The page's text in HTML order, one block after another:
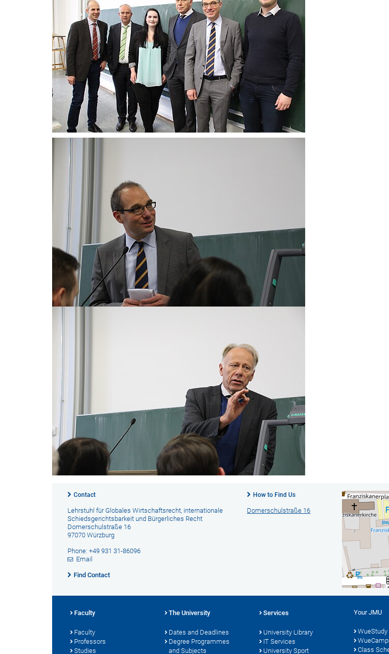
Contact
Lehrstuhl für Globales Wirtschaftsrecht, internationale
Schiedsgerichtsbarkeit und Bürgerliches Recht
Domerschulstraße 16
97070 Würzburg
Phone: +49 931 31-86096
Email
Find Contact
How to Find Us
Domerschulstraße 16
Faculty
Faculty
Professors
Studies
The University
Dates and Deadlines
Degree Programmes
and Subjects
Services
University Library
IT Services
University Sport
Your JMU
WueStudy
Class